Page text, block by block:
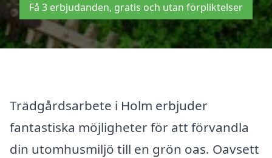
Få 3 erbjudanden, gratis och utan förpliktelser
Trädgårdsarbete i Holm erbjuder
fantastiska möjligheter för att förvandla
din utomhusmiljö till en grön oas. Oavsett